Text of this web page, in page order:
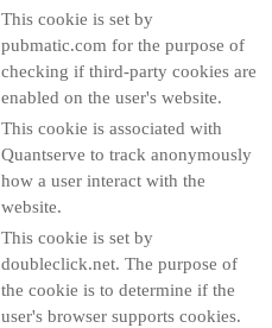
This cookie is set by
pubmatic.com for the purpose of
checking if third-party cookies are
enabled on the user's website.
This cookie is associated with
Quantserve to track anonymously
how a user interact with the
website.
This cookie is set by
doubleclick.net. The purpose of
the cookie is to determine if the
user's browser supports cookies.